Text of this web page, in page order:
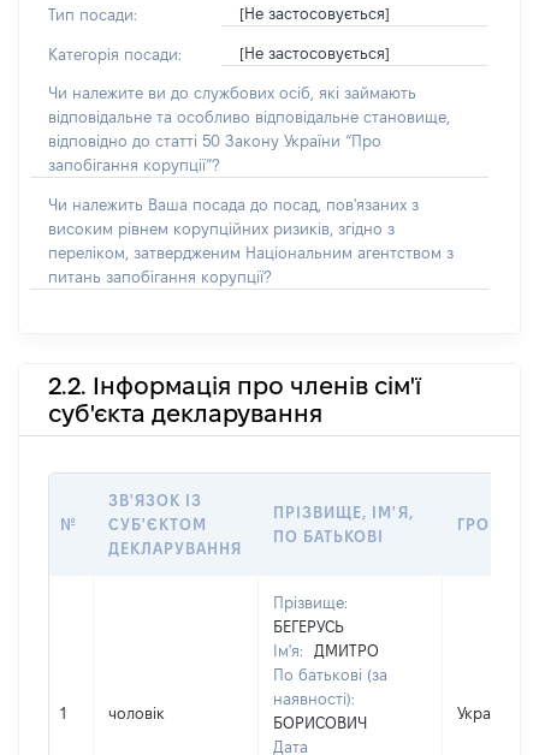
Тип посади: [Не застосовується]
Категорія посади: [Не застосовується]
Чи належите ви до службових осіб, які займають
відповідальне та особливо відповідальне становище,
відповідно до статті 50 Закону України “Про
запобігання корупції”?
Чи належить Ваша посада до посад, пов'язаних з
високим рівнем корупційних ризиків, згідно з
переліком, затвердженим Національним агентством з
питань запобігання корупції?
2.2. Інформація про членів сім'ї
суб'єкта декларування
№
ЗВ'ЯЗОК ІЗ
СУБ'ЄКТОМ
ДЕКЛАРУВАННЯ
ПРІЗВИЩЕ, ІМ'Я,
ПО БАТЬКОВІ
1 чоловік
Прізвище:
БЕГЕРУСЬ
Ім'я:
ДМИТРО
По батькові (за
наявності):
БОРИСОВИЧ
Дата
Україна